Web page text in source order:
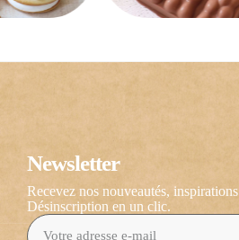
Newsletter
Recevez nos nouveautés,
Désinscription en un clic.